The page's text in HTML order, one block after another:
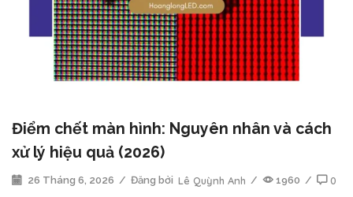
Điểm chết màn hình: Nguyên nhân và cách
xử lý hiệu quả (2026)
26 Tháng 6, 2026 / Đăng bởi Lê Quỳnh Anh / 1960 / 0